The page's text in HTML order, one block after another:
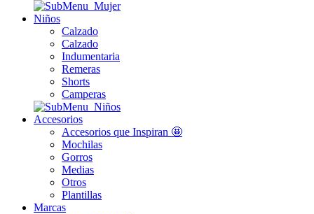
Niños
Calzado
Calzado
Indumentaria
Remeras
Shorts
Camperas
Accesorios
Accesorios que Inspiran 🤩
Mochilas
Gorros
Medias
Otros
Plantillas
Marcas